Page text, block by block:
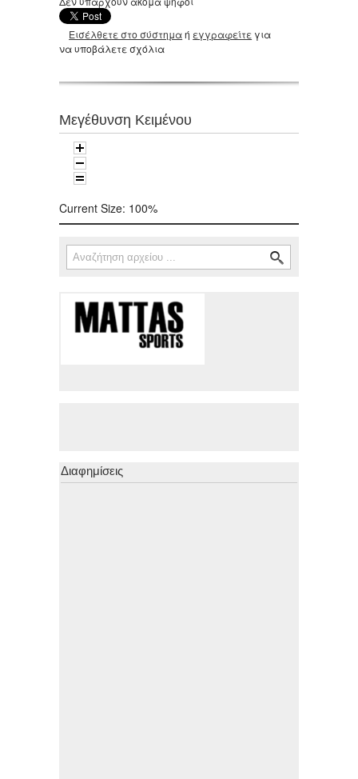
Εισέλθετε στο σύστημαή εγγραφείτε για
να υποβάλετε σχόλια
Μεγέθυνση Κειμένου
Current Size: 100%
Φόρμα αναζήτησης
Αναζήτηση
Διαφημίσεις